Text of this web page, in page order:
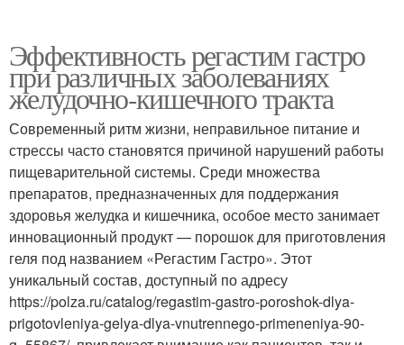
Эффективность регастим гастро
при различных заболеваниях
желудочно-кишечного тракта
Современный ритм жизни, неправильное питание и
стрессы часто становятся причиной нарушений работы
пищеварительной системы. Среди множества
препаратов, предназначенных для поддержания
здоровья желудка и кишечника, особое место занимает
инновационный продукт — порошок для приготовления
геля под названием «Регастим Гастро». Этот
уникальный состав, доступный по адресу
https://polza.ru/catalog/regastim-gastro-poroshok-dlya-
prigotovleniya-gelya-dlya-vnutrennego-primeneniya-90-